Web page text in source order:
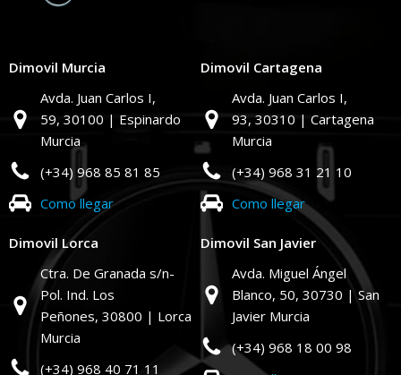
Dimovil Murcia
Avda. Juan Carlos I,
59, 30100 | Espinardo
Murcia
(+34) 968 85 81 85
Como llegar
Dimovil Cartagena
Avda. Juan Carlos I,
93, 30310 | Cartagena
Murcia
(+34) 968 31 21 10
Como llegar
Dimovil Lorca
Ctra. De Granada s/n-
Pol. Ind. Los
Peñones, 30800 | Lorca
Murcia
(+34) 968 40 71 11
Dimovil San Javier
Avda. Miguel Ángel
Blanco, 50, 30730 | San
Javier Murcia
(+34) 968 18 00 98